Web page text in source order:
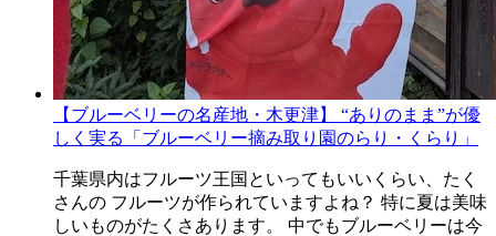
【ブルーベリーの名産地・木更津】 “ありのまま”が優
しく実る「ブルーベリー摘み取り園のらり・くらり」
千葉県内はフルーツ王国といってもいいくらい、たく
さんの フルーツが作られていますよね？ 特に夏は美味
しいものがたくさあります。 中でもブルーベリーは今